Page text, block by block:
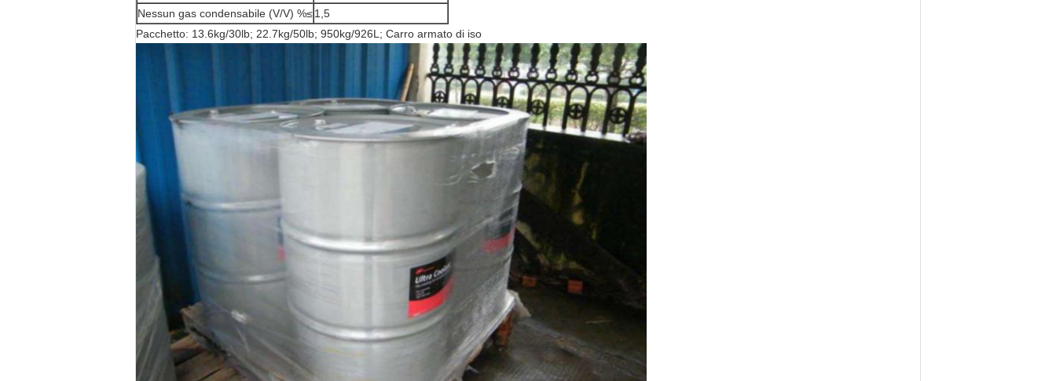
Nessun gas condensabile (V/V) %≤1,5
Pacchetto: 13.6kg/30lb; 22.7kg/50lb; 950kg/926L; Carro armato di iso